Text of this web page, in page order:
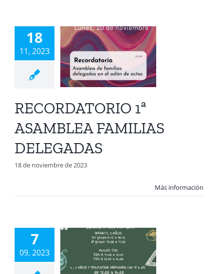
18
11, 2023
Primaria 1º
Educación
3º ciclo TEA
RECORDATORIO 1ª
ASAMBLEA FAMILIAS
DELEGADAS
18 de noviembre de 2023
Más información
7
09, 2023
DE
2024